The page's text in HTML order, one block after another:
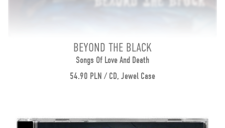
BEYOND THE BLACK
Songs Of Love And Death
54.90 PLN / CD, Jewel Case